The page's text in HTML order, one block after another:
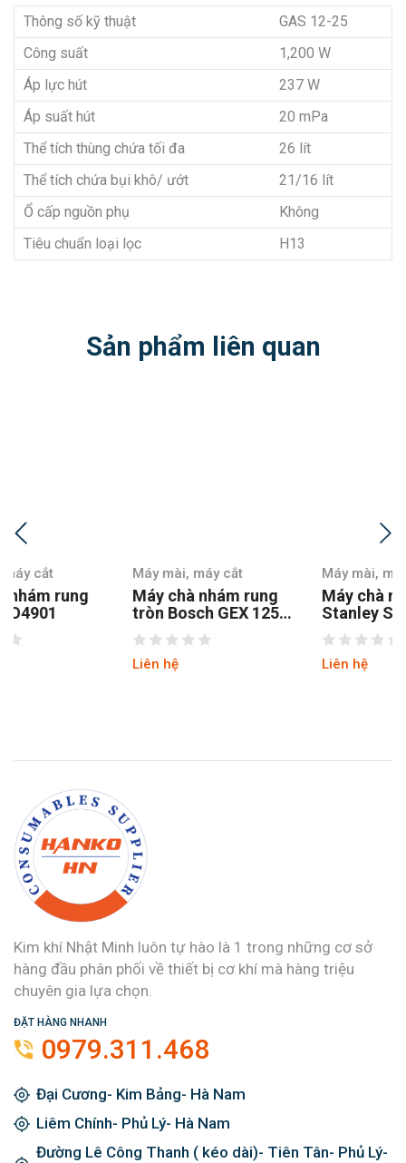
Thông số kỹ thuật
GAS 12-25
Công suất
1,200 W
Áp lực hút
237 W
Áp suất hút
20 mPa
Thể tích thùng chứa tối đa
26 lít
Thể tích chứa bụi khô/ ướt
21/16 lít
Ổ cấp nguồn phụ
Không
Tiêu chuẩn loại lọc
H13
Sản phẩm liên quan
Máy mài, máy cắt
Máy chà nhám rung
tròn Bosch GEX 125-1
Máy mài, máy cắt
Máy chà nhám
Stanley SSS310-B1
Kim khí Nhật Minh luôn tự hào là 1 trong những cơ sở
hàng đầu phân phối về thiết bị cơ khí mà hàng triệu
chuyên gia lựa chọn.
ĐẶT HÀNG NHANH
0979.311.468
Đại Cương- Kim Bảng- Hà Nam
Liêm Chính- Phủ Lý- Hà Nam
Đường Lê Công Thanh ( kéo dài)- Tiên Tân- Phủ Lý-